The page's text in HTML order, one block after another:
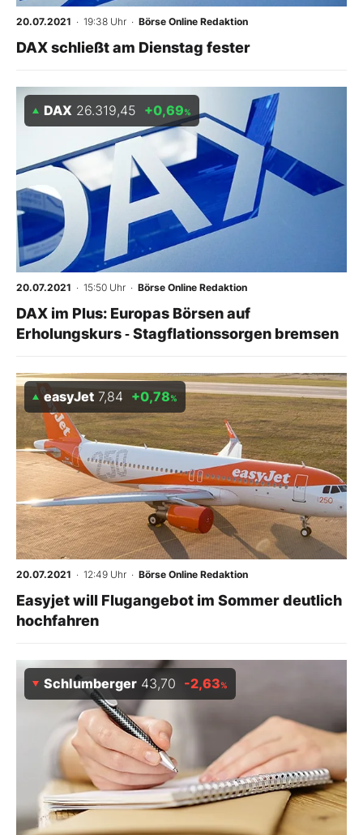
20.07.2021 · 19:38 Uhr · Börse Online Redaktion
DAX schließt am Dienstag fester
DAX 26.319,45 +0,69%
20.07.2021 · 15:50 Uhr · Börse Online Redaktion
DAX im Plus: Europas Börsen auf
Erholungskurs ‑ Stagflationssorgen bremsen
easyJet 7,84 +0,78%
20.07.2021 · 12:49 Uhr · Börse Online Redaktion
Easyjet will Flugangebot im Sommer deutlich
hochfahren
Schlumberger 43,70 -2,63%